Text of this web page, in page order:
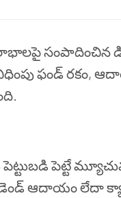
సంపాదించిన
ఫండ్ రకం,
పెట్టే
ఆదాయం లేదా